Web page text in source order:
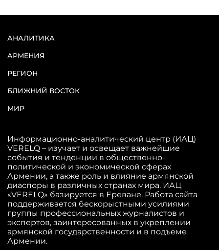
АНАЛИТИКА
АРМЕНИЯ
РЕГИОН
БЛИЖНИЙ ВОСТОК
МИР
Информационно-аналитический центр (ИАЦ)
VERELQ – изучает и освещает важнейшие
события и тенденции в общественно-
политической и экономической сферах
Армении, а также роль и влияние армянской
диаспоры в различных странах мира. ИАЦ
«VERELQ» базируется в Ереване. Работа сайта
поддерживается бескорыстными усилиями
группы профессиональных журналистов и
экспертов, заинтересованных в укреплении
армянской государственности и в подъеме
Армении.